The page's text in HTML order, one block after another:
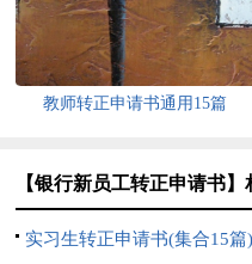
教师转正申请书通用15篇
【银行新员工转正申请书】
实习生转正申请书(集合15篇)